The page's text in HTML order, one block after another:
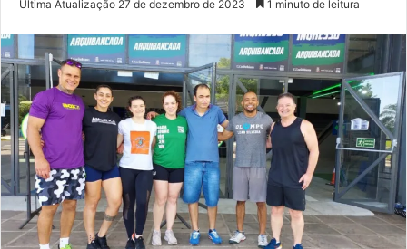
Última Atualização 27 de dezembro de 2023 1 minuto de leitura